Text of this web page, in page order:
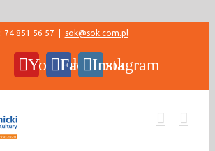
74 851 56 57 sok@sok.com.pl
YouTubeFacebookInstagram